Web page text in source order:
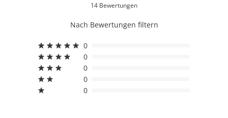
14 Bewertungen
Nach Bewertungen filtern
0
0
0
0
0